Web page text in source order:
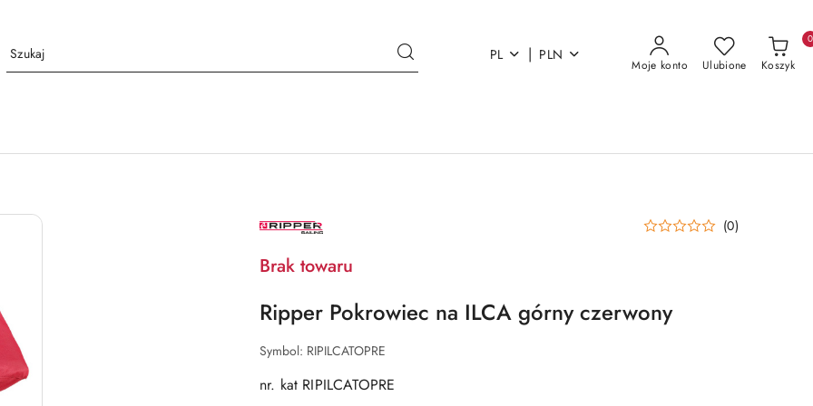
PL | PLN
Moje konto Ulubione Koszyk
0
NAZWA
PRODUCENTA: (0)
Brak towaru
Ripper Pokrowiec na ILCA górny czerwony
Symbol: RIPILCATOPRE
nr. kat RIPILCATOPRE